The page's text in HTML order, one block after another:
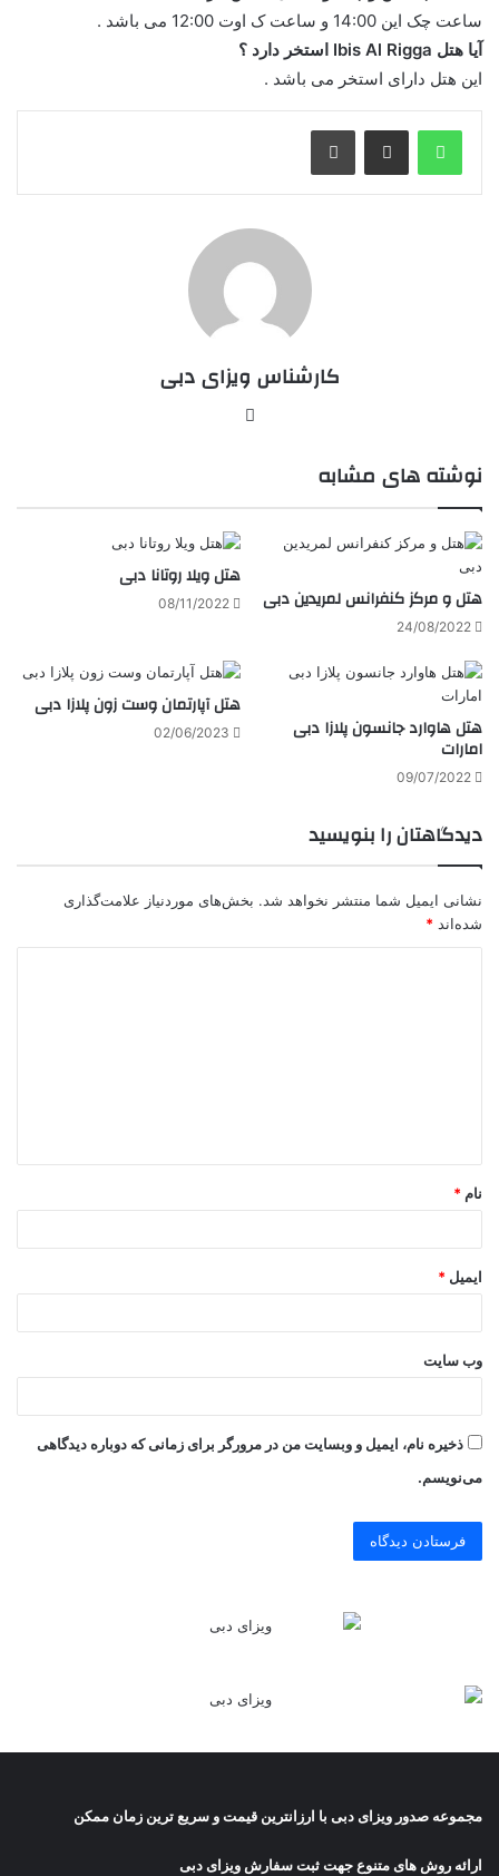
ساعت چک این 14:00 و ساعت ک اوت 12:00 می باشد .
آیا هتل Ibis Al Rigga استخر دارد ؟
این هتل دارای استخر می باشد .
واتس آپ اشتراک گذاری از طریق ایمیل چاپ
کارشناس ویزای دبی
نوشته های مشابه
هتل و مرکز کنفرانس لمریدین دبی
24/08/2022
هتل ویلا روتانا دبی
08/11/2022
هتل هاوارد جانسون پلازا دبی
امارات
09/07/2022
هتل آپارتمان وست زون پلازا دبی
02/06/2023
دیدگاهتان را بنویسید
نشانی ایمیل شما منتشر نخواهد شد. بخش‌های موردنیاز علامت‌گذاری
شده‌اند *
*
نام *
ایمیل *
وب‌ سایت
ذخیره نام، ایمیل و وبسایت من در مرورگر برای زمانی که دوباره دیدگاهی
می‌نویسم.
مجموعه صدور ویزای دبی با ارزانترین قیمت و سریع ترین زمان ممکن
ارائه روش های متنوع جهت ثبت سفارش ویزای دبی